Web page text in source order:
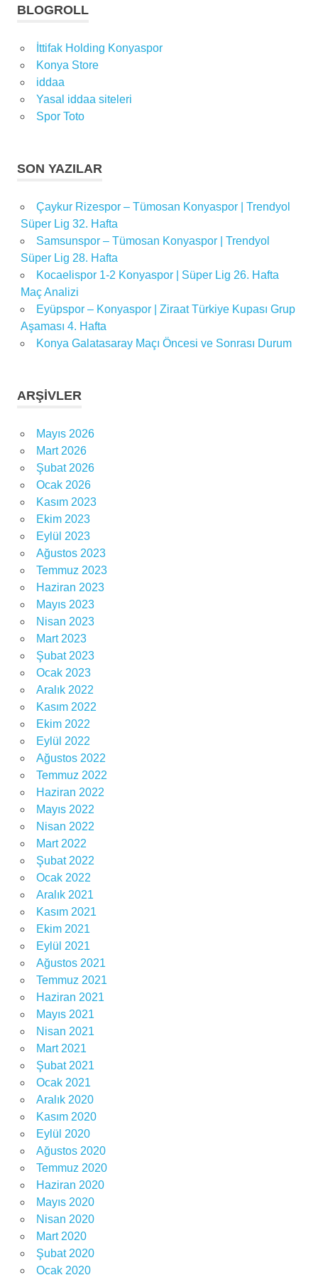
spor
haberleri
stoper
Transfer
transfer
BLOGROLL
İttifak Holding Konyaspor
Konya Store
iddaa
Yasal iddaa siteleri
Spor Toto
SON YAZILAR
Çaykur Rizespor – Tümosan Konyaspor | Trendyol
Süper Lig 32. Hafta
Samsunspor – Tümosan Konyaspor | Trendyol
Süper Lig 28. Hafta
Kocaelispor 1-2 Konyaspor | Süper Lig 26. Hafta
Maç Analizi
Eyüpspor – Konyaspor | Ziraat Türkiye Kupası Grup
Aşaması 4. Hafta
Konya Galatasaray Maçı Öncesi ve Sonrası Durum
ARŞIVLER
Mayıs 2026
Mart 2026
Şubat 2026
Ocak 2026
Kasım 2023
Ekim 2023
Eylül 2023
Ağustos 2023
Temmuz 2023
Haziran 2023
Mayıs 2023
Nisan 2023
Mart 2023
Şubat 2023
Ocak 2023
Aralık 2022
Kasım 2022
Ekim 2022
Eylül 2022
Ağustos 2022
Temmuz 2022
Haziran 2022
Mayıs 2022
Nisan 2022
Mart 2022
Şubat 2022
Ocak 2022
Aralık 2021
Kasım 2021
Ekim 2021
Eylül 2021
Ağustos 2021
Temmuz 2021
Haziran 2021
Mayıs 2021
Nisan 2021
Mart 2021
Şubat 2021
Ocak 2021
Aralık 2020
Kasım 2020
Eylül 2020
Ağustos 2020
Temmuz 2020
Haziran 2020
Mayıs 2020
Nisan 2020
Mart 2020
Şubat 2020
Ocak 2020